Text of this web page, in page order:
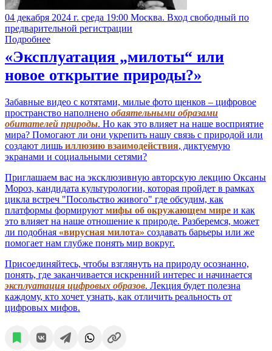
04 декабря 2024 г. среда 19:00 Москва. Вход свободный по
предварительной регистрации
Подробнее
«Эксплуатация „милоты“ или
новое открытие природы?»
Забавные видео с котятами, милые фото щенков – цифровое
пространство наполнено обаятельными образами
обитателей природы. Но как это влияет на наше восприятие
мира? Помогают ли они укрепить нашу связь с природой или
создают лишь иллюзию взаимодействия, диктуемую
экранами и социальными сетями?
Приглашаем вас на эксклюзивную авторскую лекцию Оксаны
Мороз, кандидата культурологии, которая пройдет в рамках
цикла встреч "Посольство живого" где обсудим, как
платформы формируют мифы об окружающем мире и как
это влияет на наше отношение к природе. Разберемся, может
ли подобная «вирусная милота» создавать барьеры или же
помогает нам глубже понять мир вокруг.
Присоединяйтесь, чтобы взглянуть на природу осознанно,
понять, где заканчивается искренний интерес и начинается
эксплуатация цифровых образов. Лекция будет полезна
каждому, кто хочет узнать, как отличить реальность от
цифровых мифов.